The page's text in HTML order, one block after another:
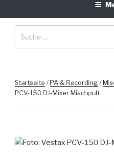
Startseite /PA & Recording/
PCV-150 DJ-Mixer Mischpult